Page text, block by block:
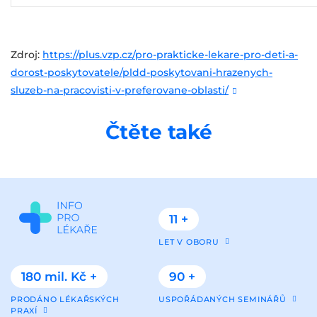
Zdroj: https://plus.vzp.cz/pro-prakticke-lekare-pro-deti-a-
dorost-poskytovatele/pldd-poskytovani-hrazenych-
sluzeb-na-pracovisti-v-preferovane-oblasti/
Čtěte také
11 +
LET V OBORU
180 mil. Kč +
PRODÁNO LÉKAŘSKÝCH
PRAXÍ
90 +
USPOŘÁDANÝCH SEMINÁŘŮ